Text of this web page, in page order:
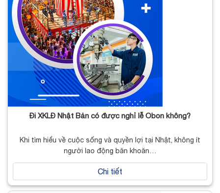
Đi XKLĐ Nhật Bản có được nghỉ lễ Obon không?
Khi tìm hiểu về cuộc sống và quyền lợi tại Nhật, không ít
người lao động băn khoăn…
Chi tiết